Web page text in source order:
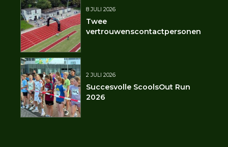
8 JULI 2026
Twee
vertrouwenscontactpersonen
2 JULI 2026
Succesvolle ScoolsOut Run
2026